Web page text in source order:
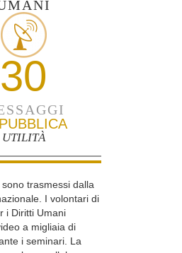
30
UTILITÀ
trasmessi dalla
I volontari di
i Diritti Umani
a migliaia di
i seminari. La